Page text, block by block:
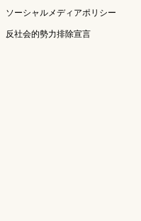
ソーシャルメディアポリシー
反社会的勢力排除宣言